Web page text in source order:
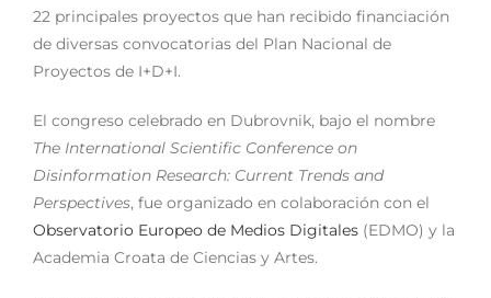
22 principales proyectos que han recibido financiación
de diversas convocatorias del Plan Nacional de
Proyectos de I+D+I.
El congreso celebrado en Dubrovnik, bajo el nombre
The International Scientific Conference on
Disinformation Research: Current Trends and
Perspectives, fue organizado en colaboración con el
Observatorio Europeo de Medios Digitales(EDMO) y la
Academia Croata de Ciencias y Artes.